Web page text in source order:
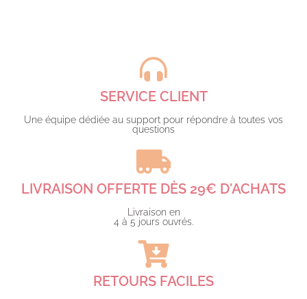
SERVICE CLIENT
Une équipe dédiée au support pour répondre à toutes vos
questions​
LIVRAISON OFFERTE DÈS 29€ D'ACHATS​
Livraison en
4 à 5 jours ouvrés.​
RETOURS FACILES